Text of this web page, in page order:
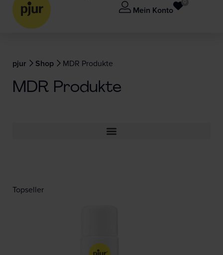
Mein Konto
pjur Shop MDR Produkte
MDR Produkte
Topseller